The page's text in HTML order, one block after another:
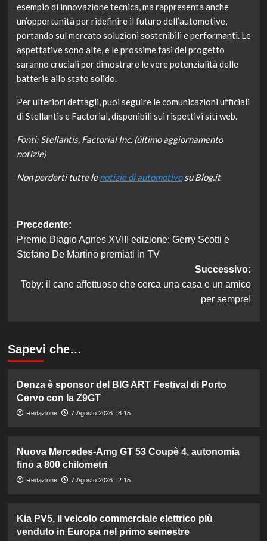
esempio di innovazione tecnica, ma rappresenta anche
un’opportunità per ridefinire il futuro dell’automotive,
portando sul mercato soluzioni sostenibili e performanti. Le
aspettative sono alte, e le prossime fasi del progetto
saranno cruciali per dimostrare le vere potenzialità delle
batterie allo stato solido.
Per ulteriori dettagli, puoi seguire le comunicazioni ufficiali
di Stellantis e Factorial, disponibili sui rispettivi siti web.
Fonti: Stellantis, Factorial Inc. (último aggiornamento
notizie)
Non perderti tutte lenotizie di automotivesu Blog.it
Navigazione
articolo
Precedente:
Premio Biagio Agnes XVIII edizione: Gerry Scotti e
Stefano De Martino premiati in TV
Successivo:
Toby: il cane affettuoso che cerca una casa e un amico
per sempre!
Sapevi che…
Denza è sponsor del BIG ART Festival di Porto
Cervo con la Z9GT
Redazione 7 Agosto 2026 : 8:15
Nuova Mercedes-Amg GT 53 Coupè 4, autonomia
fino a 800 chilometri
Redazione 7 Agosto 2026 : 2:15
Kia PV5, il veicolo commerciale elettrico più
venduto in Europa nel primo semestre